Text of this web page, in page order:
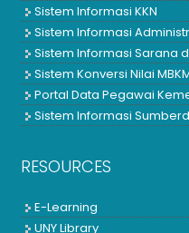
Sistem Informasi KKN
Sistem Informasi
Sistem Informasi Sarana
Sistem Konversi Nilai
Portal Data Pegawai
Sistem Informasi
RESOURCES
E-Learning
UNY Library